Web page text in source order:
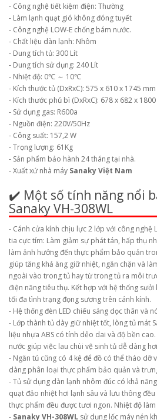
- Công nghệ tiết kiệm điện: Thường
- Làm lạnh quạt gió không đóng tuyết
- Công nghệ LOW-E chống bám nước.
- Chất liệu dàn lạnh: Nhôm
- Dung tích tủ: 300 Lít
- Dung tích sử dụng: 240 Lít
- Nhiệt độ: 0℃ ～ 10℃
- Kích thước tủ (DxRxC): 575 x 610 x 1745 mm
- Kích thước phủ bì (DxRxC): 678 x 682 x
- Sử dụng gas: R600a
- Nguồn điện: 220V/50Hz
- Công suất: 157,2 W
- Trọng lượng: 61Kg
- Sản phẩm bảo hành 24 tháng tại nhà.
- Xuất xứ nhà máy Sanaky Việt Nam
✔️ Một số tính năng nổi
Sanaky VH-308WL
- Cánh cửa kính chịu lực 2 lớp với công nghệ
tia cực tím: Làm giảm sự phát tán, hấp thụ
làm ảnh hưởng đến thực phẩm bảo quản
giúp tăng khả ăng giữ nhiệt, ngăn chặn và
ngoài vào trong tủ hay từ trong tủ ra môi
điện năng tiêu thụ. Kết hợp với hệ thống
tối đa tình trạng đọng sương trên cánh kính.
- Hệ thống đèn LED chiếu sáng dọc thân và
- Lớp thành tủ dày giữ nhiệt tốt, lòng tủ mát
liệu nhựa ABS có tính dẻo dai và độ bền
nước giúp việc lau chùi vệ sinh tủ dễ dàng
- Ngăn tủ cũng có 4 kệ để đồ có thể tháo dỡ
dàng phân loại thực phẩm bảo quản và
- Tủ sử dụng dàn lạnh nhôm đúc có khả
quạt đảo nhiệt hơi lạnh sâu và lưu thông
thực phẩm đều được tươi ngon. Nhiệt độ làm
- Sanaky VH-308WL sử dụng lốc máy nén